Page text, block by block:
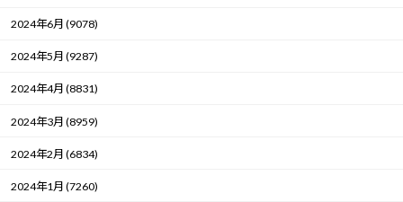
2024年6月 (9078)
2024年5月 (9287)
2024年4月 (8831)
2024年3月 (8959)
2024年2月 (6834)
2024年1月 (7260)